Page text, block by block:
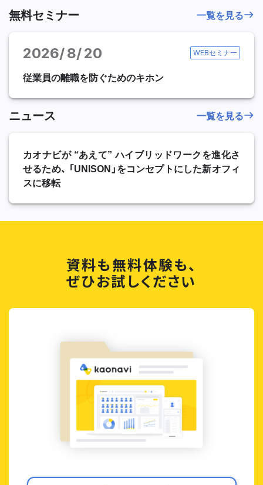
無料セミナー
2026 8 20 WEBセミナー
従業員の離職を防ぐためのキホン
一覧を見る
ニュース
カオナビが “あえて” ハイブリッドワークを進化さ
せるため、 「UNISON」をコンセプトにした新オフィ
スに移転
一覧を見る
資料も無料体験も、
ぜひお試しください